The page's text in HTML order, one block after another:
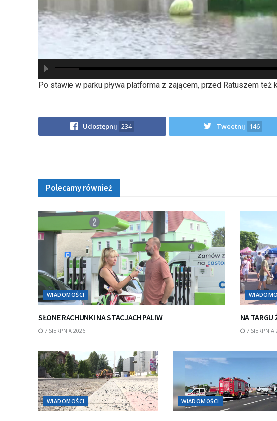
Po stawie w parku pływa platforma z zającem, przed Ratuszem też
Udostępnij 234 Tweetnij 146
Polecamy również
WIADOMOŚCI
SŁONE RACHUNKI NA STACJACH PALIW
7 SIERPNIA 2026
NA TARGU
7 SIERPNIA
WIADOMOŚCI WIADOMOŚCI